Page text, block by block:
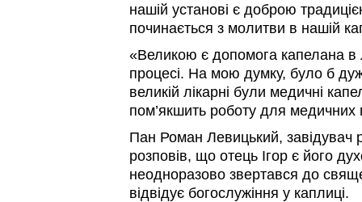
нашій установі є доброю
починається з молитви в нашій
«Великою є допомога капелана в
процесі. На мою думку, було б
великій лікарні були медичні
пом’якшить роботу для медичних
Пан Роман Левицький, завідувач
розповів, що отець Ігор є його
неодноразово звертався до
відвідує богослужіння у каплиці.